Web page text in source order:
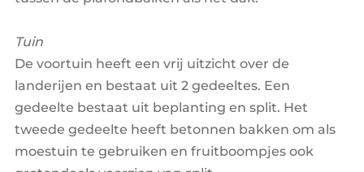
Tuin
De voortuin heeft een vrij uitzicht over de
landerijen en bestaat uit 2 gedeeltes. Een
gedeelte bestaat uit beplanting en split. Het
tweede gedeelte heeft betonnen bakken om als
moestuin te gebruiken en fruitboompjes ook